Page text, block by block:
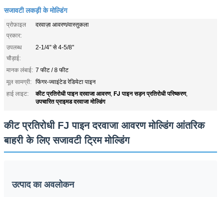
सजावटी लकड़ी के मोल्डिंग
प्रोफ़ाइल
प्रकार:
दरवाज़ा आवरण/वास्तुकला
उपलब्ध
चौड़ाई:
2-1/4" से 4-5/8"
मानक लंबाई: 7 फीट / 8 फीट
मूल सामग्री: फिंगर-ज्वाइंटेड रेडियेटा पाइन
हाई लाइट:
कीट प्रतिरोधी पाइन दरवाजा आवरण, FJ पाइन सड़न प्रतिरोधी परिष्करण,
उपचारित प्राइमड दरवाजा मोल्डिंग
कीट प्रतिरोधी FJ पाइन दरवाजा आवरण मोल्डिंग आंतरिक
बाहरी के लिए सजावटी ट्रिम मोल्डिंग
उत्पाद का अवलोकन